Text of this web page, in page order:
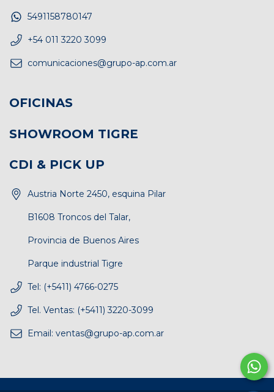
5491158780147
+54 011 3220 3099
comunicaciones@grupo-ap.com.ar
OFICINAS
SHOWROOM TIGRE
CDI & PICK UP
Austria Norte 2450, esquina Pilar
B1608 Troncos del Talar,
Provincia de Buenos Aires
Parque industrial Tigre
Tel: (+5411) 4766-0275
Tel. Ventas: (+5411) 3220-3099
Email: ventas@grupo-ap.com.ar